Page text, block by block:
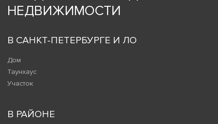
НЕДВИЖИМОСТИ
В САНКТ-ПЕТЕРБУРГЕ И ЛО
Дом
Таунхаус
Участок
В РАЙОНЕ